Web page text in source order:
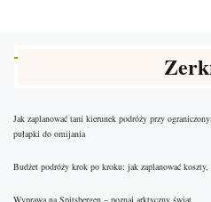
Jak zaplanować tani kierunek podróży przy
pułapki do omijania
Budżet podróży krok po kroku: jak zaplanować